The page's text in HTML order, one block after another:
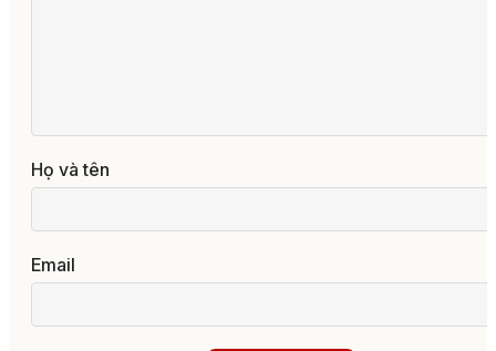
Họ và tên
Email